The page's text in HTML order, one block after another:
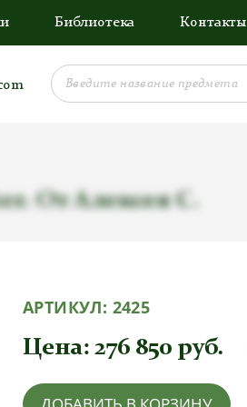
Библиотека Контакты
От Алексея С.
АРТИКУЛ: 2425
Цена: 276 850 руб.